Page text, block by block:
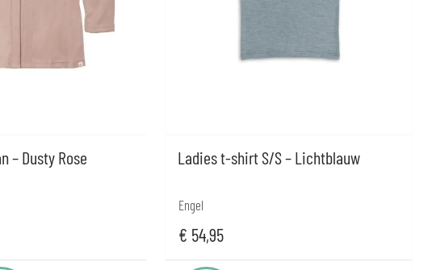
– Dusty Rose Ladies t-shirt S/S – Lichtblauw
Engel
€ 54,95